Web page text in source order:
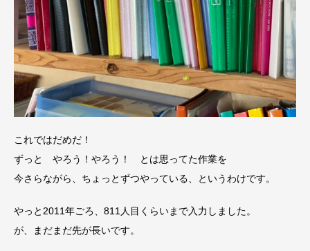
これではだめだ！
ずっと やろう！やろう！ とは思ってた作業を
今さらながら、ちょっとずつやっている、というわけです。
やっと2011年ごろ、811人目くらいまで入力しました。
が、まだまだ先が長いです。